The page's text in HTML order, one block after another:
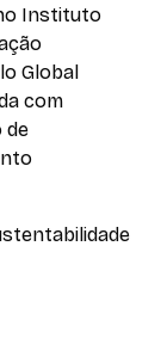
Instituto
Global
com
de